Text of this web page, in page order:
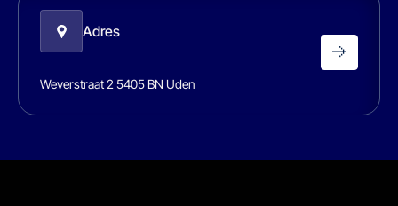
Adres
Weverstraat 2 5405 BN Uden